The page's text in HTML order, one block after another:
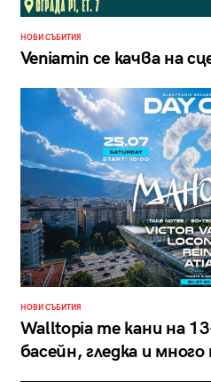
НОВИ СЪБИТИЯ
Veniamin се качва на
НОВИ СЪБИТИЯ
Walltopia те кани на
басейн, гледка и много